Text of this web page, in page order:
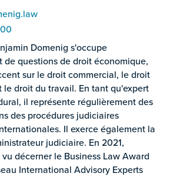
Domenig s'occupe
de questions de droit économique,
sur le droit commercial, le droit
le droit du travail. En tant qu'expert
il représente régulièrement des
des procédures judiciaires
Il exerce également la
judiciaire. En 2021,
décerner le Business Law Award
International Advisory Experts